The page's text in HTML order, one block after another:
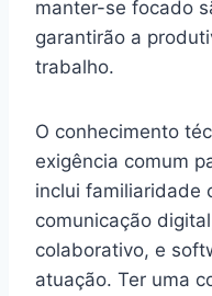
manter-se focado
garantirão a
trabalho.
O conhecimento
exigência comum
inclui familiaridade
comunicação
colaborativo, e
atuação. Ter uma